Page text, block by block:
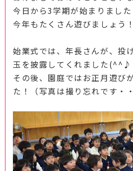
今日から3学期が始まりまし
今年もたくさん遊びましょう
始業式では、年長さんが、投
玉を披露してくれました(^^♪
その後、園庭ではお正月遊び
た！（写真は撮り忘れです・・